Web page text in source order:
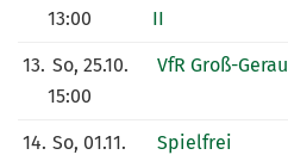
13:00
II
13. So, 25.10.
15:00
VfR Groß-Gerau
14. So, 01.11.
Spielfrei